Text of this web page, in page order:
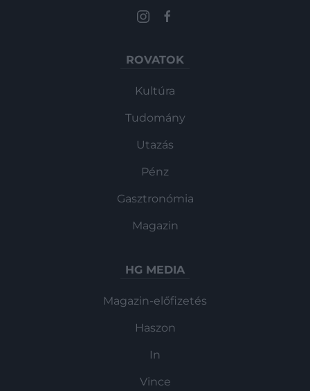
ROVATOK
Kultúra
Tudomány
Utazás
Pénz
Gasztronómia
Magazin
HG MEDIA
Magazin-előfizetés
Haszon
In
Vince